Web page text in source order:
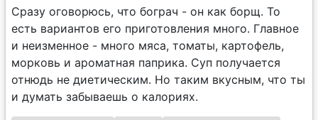
Сразу оговорюсь, что бограч - он как борщ. То
есть вариантов его приготовления много. Главное
и неизменное - много мяса, томаты, картофель,
морковь и ароматная паприка. Суп получается
отнюдь не диетическим. Но таким вкусным, что ты
и думать забываешь о калориях.